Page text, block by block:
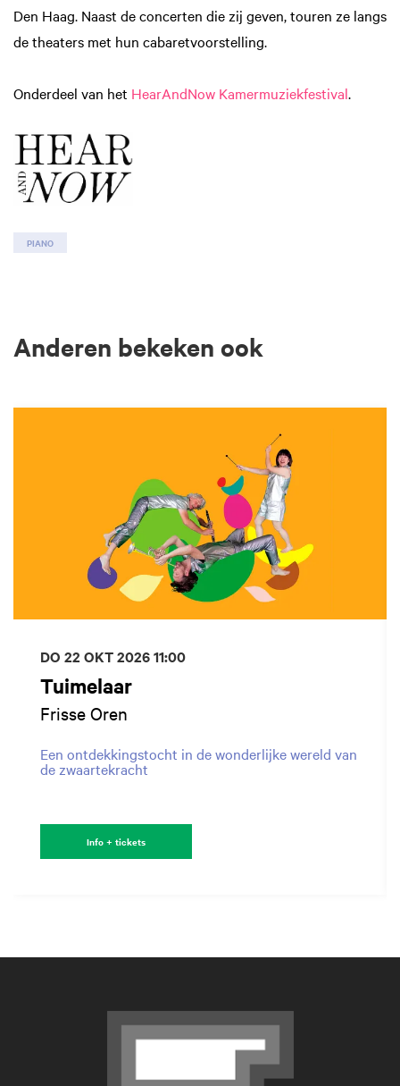
Den Haag. Naast de concerten die zij geven, touren ze langs
de theaters met hun cabaretvoorstelling.
Onderdeel van het HearAndNow Kamermuziekfestival.
PIANO
Anderen bekeken ook
Tuimelaar
Frisse Oren
Een ontdekkingstocht in de wonderlijke wereld van
de zwaartekracht
DO 22 OKT 202611:00
Info + tickets